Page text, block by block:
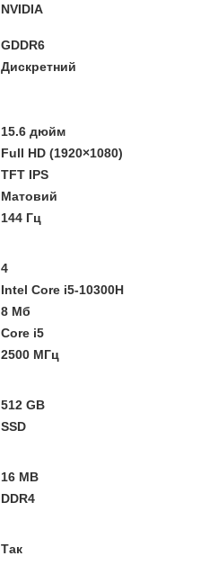
NVIDIA
GDDR6
Дискретний
15.6 дюйм
Full HD (1920×1080)
TFT IPS
Матовий
144 Гц
4
Intel Core i5-10300H
8 Мб
Core i5
2500 МГц
512 GB
SSD
16 MB
DDR4
Так